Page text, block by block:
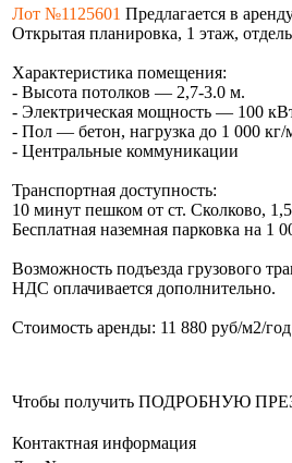
Лот №1125601 Предлагается в
Открытая планировка, 1 этаж,
Характеристика помещения:
- Высота потолков — 2,7-3.0 м.
- Электрическая мощность — 100
- Пол — бетон, нагрузка до 1 000 кг/
- Центральные коммуникации
Транспортная доступность:
10 минут пешком от ст. Сколково,
Бесплатная наземная парковка на 1
Возможность подъезда грузового
НДС оплачивается дополнительно.
Стоимость аренды: 11 880 руб/м2/
Чтобы получить ПОДРОБНУЮ
Контактная информация